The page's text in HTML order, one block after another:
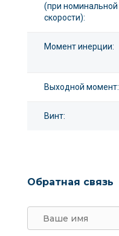
(при номинальной
скорости):
Момент инерции:
Выходной момент:
Винт:
Обратная связь